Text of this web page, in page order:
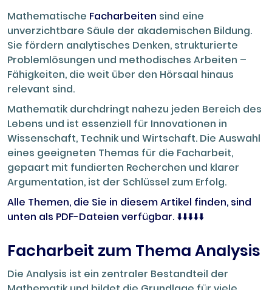
Mathematische Facharbeiten sind eine
unverzichtbare Säule der akademischen Bildung.
Sie fördern analytisches Denken, strukturierte
Problemlösungen und methodisches Arbeiten –
Fähigkeiten, die weit über den Hörsaal hinaus
relevant sind.
Mathematik durchdringt nahezu jeden Bereich des
Lebens und ist essenziell für Innovationen in
Wissenschaft, Technik und Wirtschaft. Die Auswahl
eines geeigneten Themas für die Facharbeit,
gepaart mit fundierten Recherchen und klarer
Argumentation, ist der Schlüssel zum Erfolg.
Alle Themen, die Sie in diesem Artikel finden, sind
unten als PDF-Dateien verfügbar. ⬇️⬇️⬇️⬇️⬇️
Facharbeit zum Thema Analysis
Die Analysis ist ein zentraler Bestandteil der